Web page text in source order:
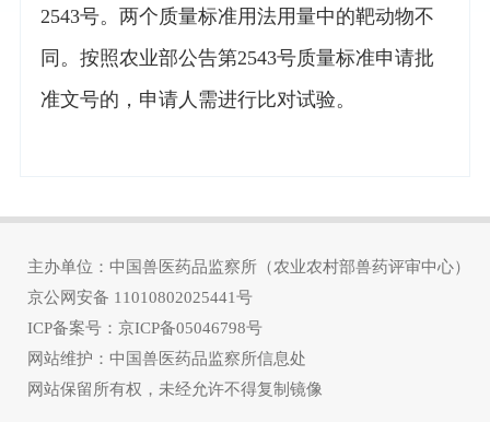
2543号。两个质量标准用法用量中的靶动物不
同。按照农业部公告第2543号质量标准申请批
准文号的，申请人需进行比对试验。
主办单位：中国兽医药品监察所（农业农村部兽药评审中心）
京公网安备 11010802025441号
ICP备案号：京ICP备05046798号
网站维护：中国兽医药品监察所信息处
网站保留所有权，未经允许不得复制镜像